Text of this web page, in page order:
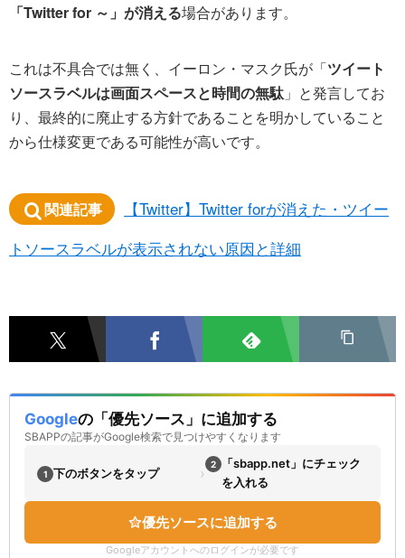
「Twitter for ～」が消える場合があります。
これは不具合では無く、イーロン・マスク氏が「ツイート
ソースラベルは画面スペースと時間の無駄 」と発言してお
り、最終的に廃止する方針であることを明かしていること
から仕様変更である可能性が高いです。
関連記事
【Twitter】Twitter forが消えた・ツイー
トソースラベルが表示されない原因と詳細
Googleの「優先ソース」に追加する
SBAPPの記事がGoogle検索で見つけやすくなります
1 下のボタンをタップ › 2
「sbapp.net」にチェック
を入れる
優先ソースに追加する
Googleアカウントへのログインが必要です